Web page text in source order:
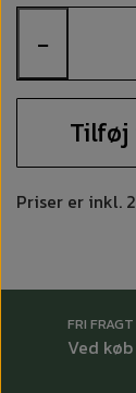
−
Priser er inkl.
FRI FRAGT
Ved